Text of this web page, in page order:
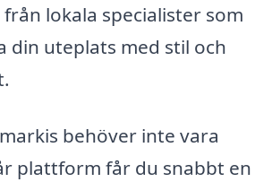
lokala specialister som
din uteplats med stil och
behöver inte vara
plattform får du snabbt en